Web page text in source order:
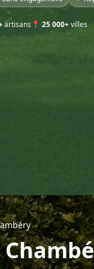
artisans 📍 25 000+villes